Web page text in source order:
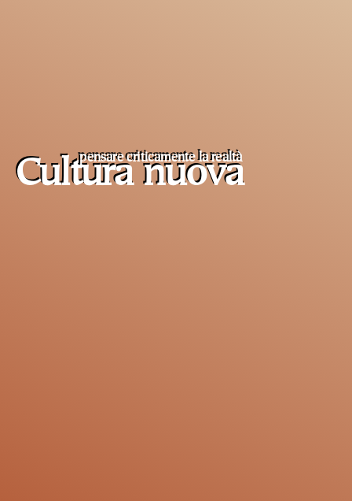
Cultura nuova
pensare criticamente larealtà